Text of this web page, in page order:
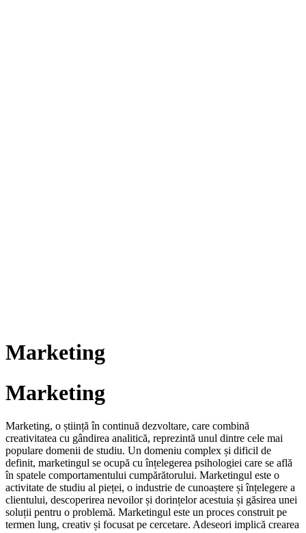
Marketing
Marketing
Marketing, o știință în continuă dezvoltare, care combină
creativitatea cu gândirea analitică, reprezintă unul dintre cele mai
populare domenii de studiu. Un domeniu complex și dificil de
definit, marketingul se ocupă cu înțelegerea psihologiei care se află
în spatele comportamentului cumpărătorului. Marketingul este o
activitate de studiu al pieței, o industrie de cunoaștere și înțelegere a
clientului, descoperirea nevoilor și dorințelor acestuia și găsirea unei
soluții pentru o problemă. Marketingul este un proces construit pe
termen lung, creativ și focusat pe cercetare. Adeseori implică crearea